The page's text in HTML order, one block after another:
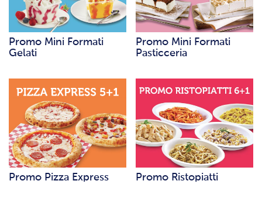
Promo Mini Formati
Gelati
Promo Mini Formati
Pasticceria
Promo Pizza Express Promo Ristopiatti